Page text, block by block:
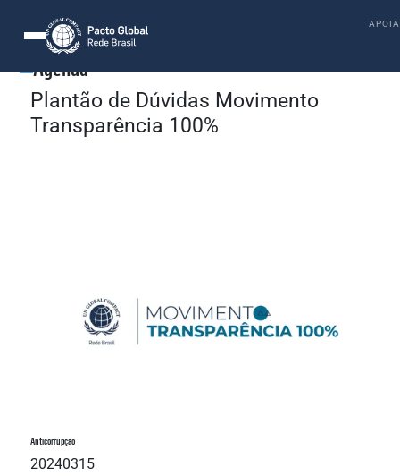
Agenda
Plantão de Dúvidas Movimento
Transparência 100%
Anticorrupção
20240315